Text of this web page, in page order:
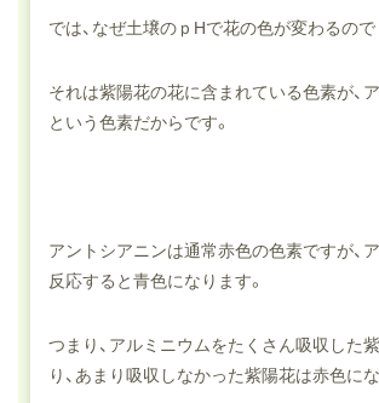
では、なぜ土壌のｐHで花の色が変わるので
それは紫陽花の花に含まれている色素が、
という色素だからです。
アントシアニンは通常赤色の色素ですが、
反応すると青色になります。
つまり、アルミニウムをたくさん吸収した
り、あまり吸収しなかった紫陽花は赤色にな